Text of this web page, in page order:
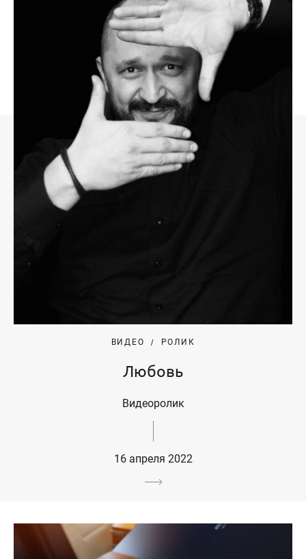
ВИДЕО РОЛИК
Любовь
Видеоролик
16 апреля 2022